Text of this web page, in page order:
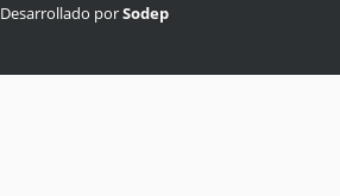
Desarrollado porSodep